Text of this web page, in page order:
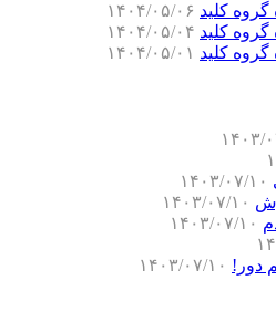
کلید ۱۴۰۴/۰۵/۰۶
کلید ۱۴۰۴/۰۵/۰۴
کلید ۱۴۰۴/۰۵/۰۱
۰۷/۱۰
۱۴۰۳/۰۷/۱۰
۱۴۰۳/۰۷/۱۰
۱۴۰۳/۰۷/۱۰
دور! ۱۴۰۳/۰۷/۱۰